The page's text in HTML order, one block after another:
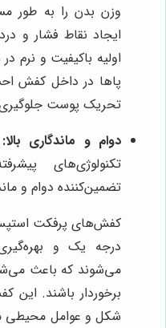
وزن بدن را به طور
ایجاد نقاط فشار و
اولیه باکیفیت و
پاها در داخل کفش
تحریک پوست
دوام و ماندگاری بالا:
تکنولوژی‌های
تضمین‌کننده دوام و
کفش‌های پرفکت استپس
درجه یک و بهره‌گیری
می‌شوند که باعث
برخوردار باشند. این
شکل و عوامل محیطی